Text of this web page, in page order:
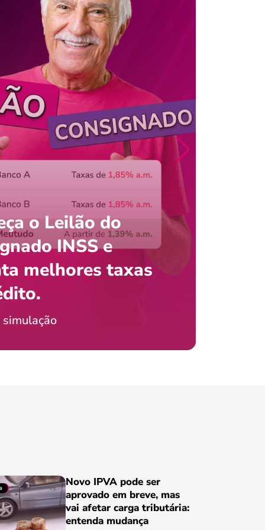
saldo do FGTS pelo
com o celular?
Jordão
o Leilão do
INSS e
melhores taxas
simulação
Novo IPVA pode ser
aprovado em breve, mas
vai afetar carga tributária:
entenda mudança